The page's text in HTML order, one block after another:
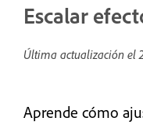
Escalar
Última actualización el
Aprende cómo